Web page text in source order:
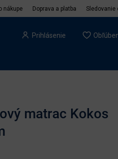
nákupe Doprava a platba Sledovanie
Prihlásenie
matrac Kokos